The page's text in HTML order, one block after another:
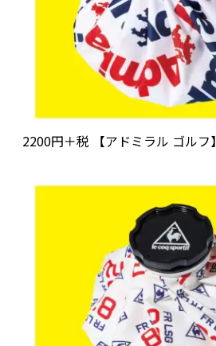
2200円＋税 【アドミラル ゴルフ】